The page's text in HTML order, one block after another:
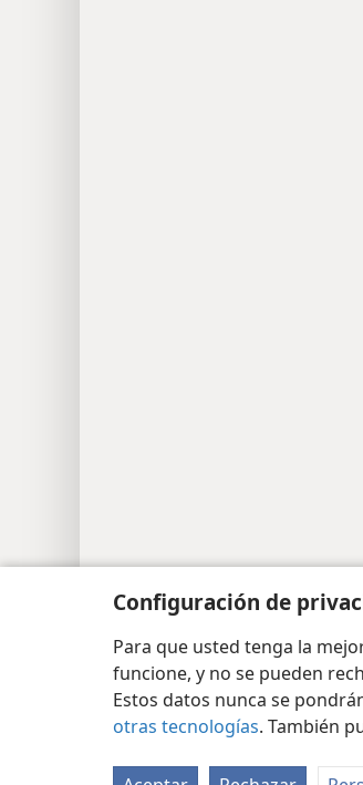
Configuración de
Para que usted tenga la
funcione, y no se pueden
Estos datos nunca se
otras tecnologías. También
Copyright© 2026 Watch